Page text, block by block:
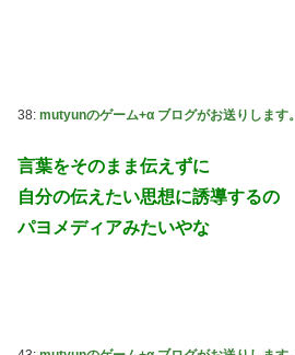
38: mutyunのゲーム+α ブログがお送りします。
言葉をそのまま伝えずに
自分の伝えたい思想に誘導するの
パヨメディアみたいやな